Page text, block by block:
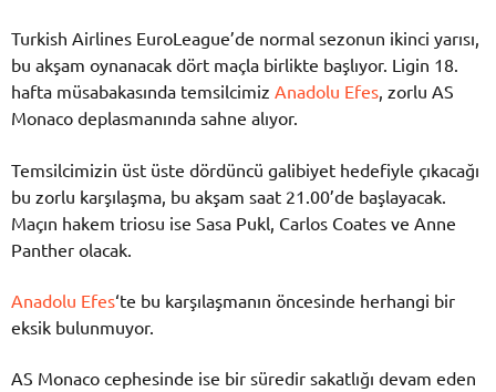
Turkish Airlines EuroLeague’de normal sezonun ikinci yarısı,
bu akşam oynanacak dört maçla birlikte başlıyor. Ligin 18.
hafta müsabakasında temsilcimiz Anadolu Efes, zorlu AS
Monaco deplasmanında sahne alıyor.
Temsilcimizin üst üste dördüncü galibiyet hedefiyle çıkacağı
bu zorlu karşılaşma, bu akşam saat 21.00’de başlayacak.
Maçın hakem triosu ise Sasa Pukl, Carlos Coates ve Anne
Panther olacak.
Anadolu Efes‘te bu karşılaşmanın öncesinde herhangi bir
eksik bulunmuyor.
AS Monaco cephesinde ise bir süredir sakatlığı devam eden